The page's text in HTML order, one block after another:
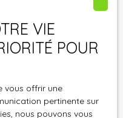
de vos
consulter notre
VIE
POUR
vous offrir une
pertinente sur
nous pouvons vous